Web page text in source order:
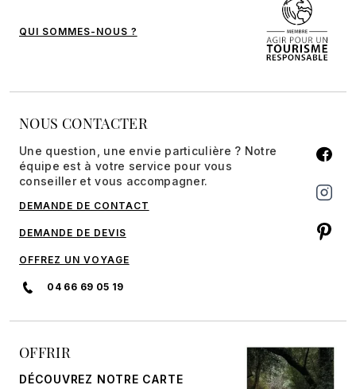
QUI SOMMES-NOUS ?
NOUS CONTACTER
Une question, une envie particulière ? Notre
équipe est à votre service pour vous
conseiller et vous accompagner.
DEMANDE DE CONTACT
DEMANDE DE DEVIS
OFFREZ UN VOYAGE
04 66 69 05 19
OFFRIR
DÉCOUVREZ NOTRE CARTE